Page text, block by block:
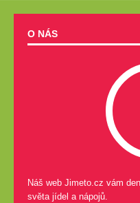
O NÁS
Náš web Jimeto.cz vám
světa jídel a nápojů.